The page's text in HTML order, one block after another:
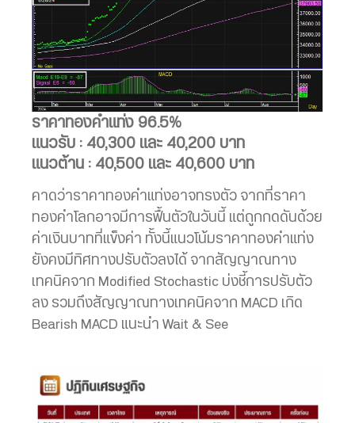
ราคาทองคำแท่ง 96.5%
แนวรับ : 40,300 และ 40,200 บาท
แนวต้าน : 40,500 และ 40,600 บาท
คาดว่าราคาทองคำแท่งอาจทรงตัว จากที่ราคา
ทองคำโลกอาจมีการฟื้นตัวในวันนี้ แต่ถูกกดดันด้วย
ค่าเงินบาทที่แข็งค่า ทั้งนี้แนวโน้มราคาทองคำแท่ง
ยังคงมีทิศทางปรับตัวลงได้ จากสัญญาณทาง
เทคนิคจาก Modified Stochastic บ่งชี้การปรับตัว
ลง รวมถึงสัญญาณทางเทคนิคจาก MACD เกิด
Bearish MACD แนะนำ Wait & See